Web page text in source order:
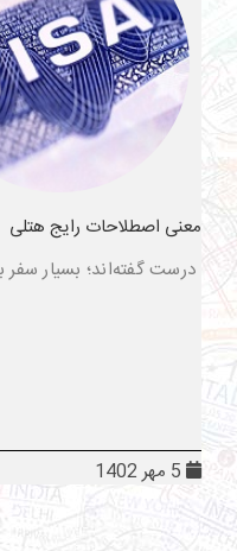
معنی اصطلاحات رایج هتلی
درست گفته‌اند؛ بسیار